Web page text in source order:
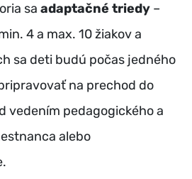
sa adaptačné triedy –
4 a max. 10 žiakov a
sa deti budú počas jedného
na prechod do
vedením pedagogického a
alebo